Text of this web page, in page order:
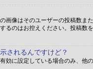
画像はそのユーザーの投稿数
のはお控えください。投稿
されるんですけど？
に設定している場合のみ、